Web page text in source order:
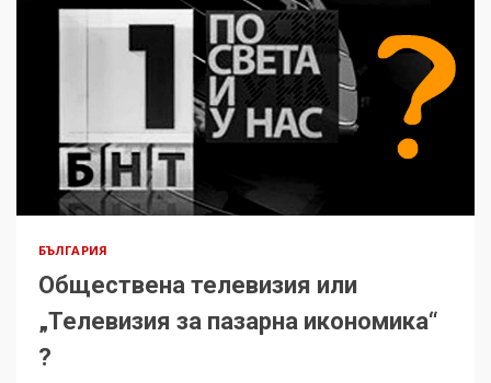
БЪЛГАРИЯ
Обществена телевизия или
„Телевизия за пазарна икономика“
?